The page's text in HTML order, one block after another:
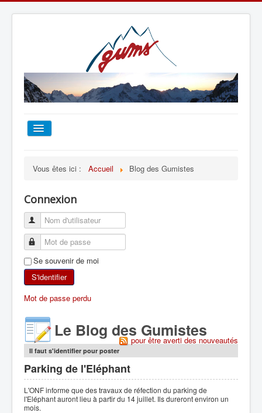
ESCALADE
ALPINISME
SKI DE RANDONNÉE
RANDONNÉE PÉDESTRE
RANDONNÉE SPORTIVE
Vous êtes ici : Accueil Blog des Gumistes
Connexion
Se souvenir de moi
S'identifier
Mot de passe perdu
Le Blog des Gumistes
pour être averti des nouveautés
Il faut s'identifier pour poster
Parking de l'Eléphant
L'ONF informe que des travaux de réfection du parking de
l'Eléphant auront lieu à partir du 14 juillet. Ils dureront environ un
mois.